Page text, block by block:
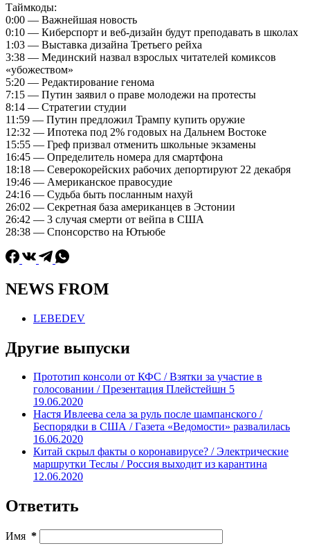
Таймкоды:
0:00 — Важнейшая новость
0:10 — Киберспорт и веб-дизайн будут преподавать в школах
1:03 — Выставка дизайна Третьего рейха
3:38 — Мединский назвал взрослых читателей комиксов
«убожеством»
5:20 — Редактирование генома
7:15 — Путин заявил о праве молодежи на протесты
8:14 — Стратегии студии
11:59 — Путин предложил Трампу купить оружие
12:32 — Ипотека под 2% годовых на Дальнем Востоке
15:55 — Греф призвал отменить школьные экзамены
16:45 — Определитель номера для смартфона
18:18 — Северокорейских рабочих депортируют 22 декабря
19:46 — Американское правосудие
24:16 — Судьба быть посланным нахуй
26:02 — Секретная база американцев в Эстонии
26:42 — 3 случая смерти от вейпа в США
28:38 — Спонсорство на Ютьюбе
NEWS FROM
LEBEDEV
Другие выпуски
Прототип консоли от КФС / Взятки за участие в
голосовании / Презентация Плейстейшн 5
19.06.2020
Настя Ивлеева села за руль после шампанского /
Беспорядки в США / Газета «Ведомости» развалилась
16.06.2020
Китай скрыл факты о коронавирусе? / Электрические
маршрутки Теслы / Россия выходит из карантина
12.06.2020
Ответить
Имя *